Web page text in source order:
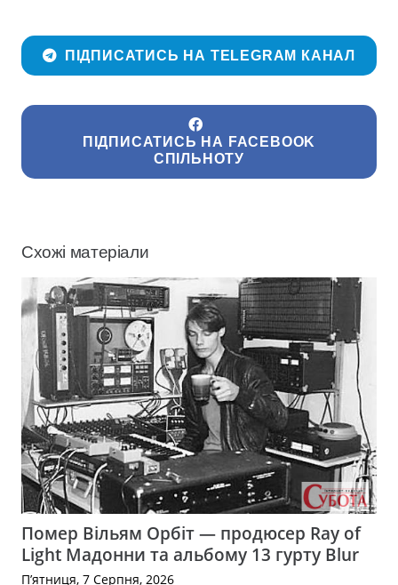
ПІДПИСАТИСЬ НА TELEGRAM КАНАЛ
ПІДПИСАТИСЬ НА FACEBOOK
СПІЛЬНОТУ
Схожі матеріали
Помер Вільям Орбіт — продюсер Ray of
Light Мадонни та альбому 13 гурту Blur
П’ятниця, 7 Серпня, 2026